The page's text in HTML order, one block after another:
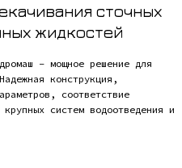
сточных
жидкостей
– мощное решение для
конструкция,
соответствие
систем водоотведения и